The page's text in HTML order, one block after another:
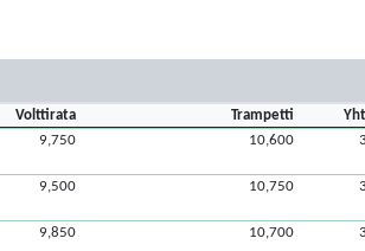
Volttirata Trampetti
9,750 10,600
9,500 10,750
9,850 10,700